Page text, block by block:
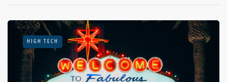
HIGH TECH